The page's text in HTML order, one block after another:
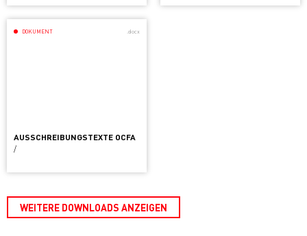
DOKUMENT .docx
AUSSCHREIBUNGSTEXTE OCFA
/
WEITERE DOWNLOADS ANZEIGEN